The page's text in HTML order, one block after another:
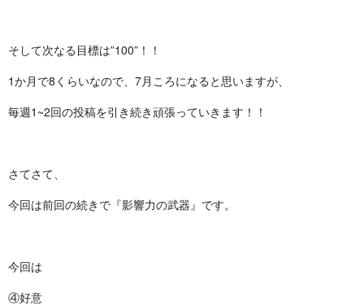
そして次なる目標は”100”！！
1か月で8くらいなので、7月ころになると思いますが、
毎週1~2回の投稿を引き続き頑張っていきます！！
さてさて、
今回は前回の続きで『影響力の武器』です。
今回は
④好意